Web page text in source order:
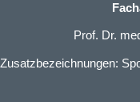
Prof. Dr.
Zusatzbezeichnungen: